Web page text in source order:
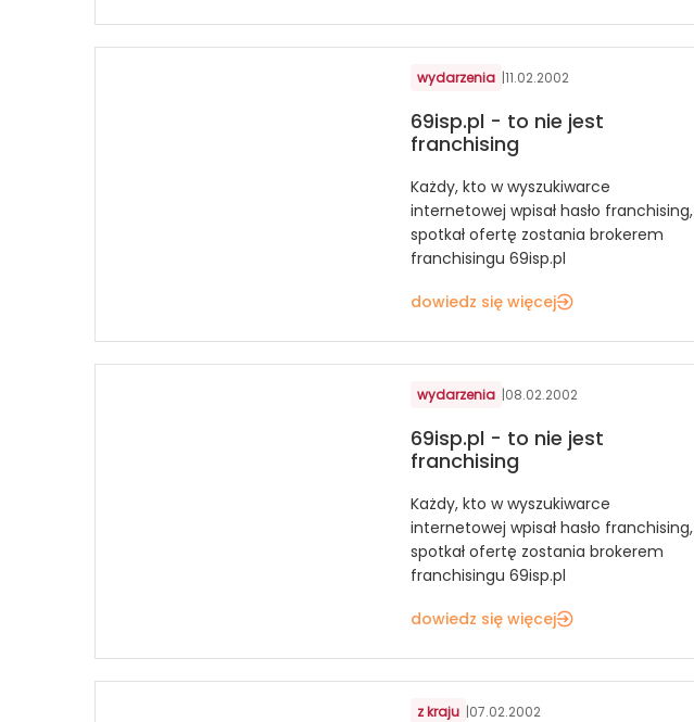
wydarzenia |11.02.2002
69isp.pl - to nie jest
franchising
Każdy, kto w wyszukiwarce
internetowej wpisał hasło franchising,
spotkał ofertę zostania brokerem
franchisingu 69isp.pl
dowiedz się więcej
wydarzenia |08.02.2002
69isp.pl - to nie jest
franchising
Każdy, kto w wyszukiwarce
internetowej wpisał hasło franchising,
spotkał ofertę zostania brokerem
franchisingu 69isp.pl
dowiedz się więcej
z kraju |07.02.2002